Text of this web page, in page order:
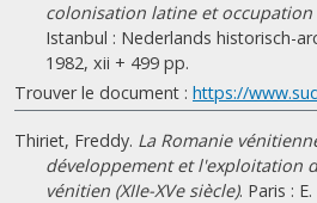
colonisation latine et occupation
Istanbul : Nederlands historisch-
1982, xii + 499 pp.
Trouver le document : https://
Thiriet, Freddy. La Romanie
développement et l'exploitation
vénitien (XIIe-XVe siècle). Paris :